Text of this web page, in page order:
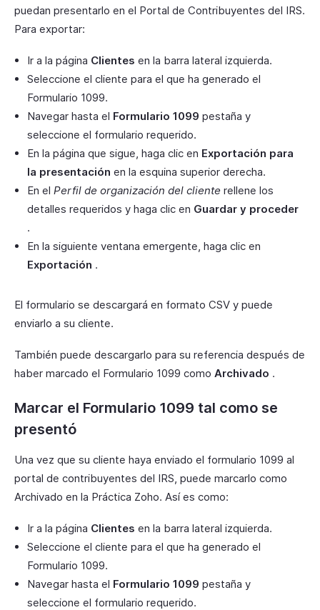
puedan presentarlo en el Portal de Contribuyentes del IRS.
Para exportar:
Ir a la página Clientes en la barra lateral izquierda.
Seleccione el cliente para el que ha generado el
Formulario 1099.
Navegar hasta el Formulario 1099 pestaña y
seleccione el formulario requerido.
En la página que sigue, haga clic en Exportación para
la presentación en la esquina superior derecha.
En el Perfil de organización del cliente rellene los
detalles requeridos y haga clic en Guardar y proceder
.
En la siguiente ventana emergente, haga clic en
Exportación .
El formulario se descargará en formato CSV y puede
enviarlo a su cliente.
También puede descargarlo para su referencia después de
haber marcado el Formulario 1099 como Archivado .
Marcar el Formulario 1099 tal como se
presentó
Una vez que su cliente haya enviado el formulario 1099 al
portal de contribuyentes del IRS, puede marcarlo como
Archivado en la Práctica Zoho. Así es como:
Ir a la página Clientes en la barra lateral izquierda.
Seleccione el cliente para el que ha generado el
Formulario 1099.
Navegar hasta el Formulario 1099 pestaña y
seleccione el formulario requerido.